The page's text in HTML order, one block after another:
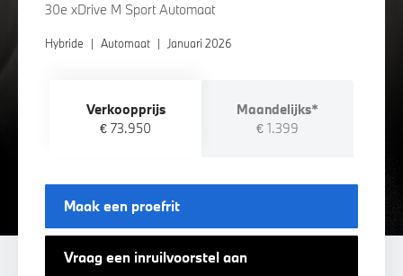
30e xDrive M Sport Automaat
Hybride | Automaat | Januari 2026
Verkoopprijs
€ 73.950
Maandelijks*
€ 1.399
Maak een proefrit
Vraag een inruilvoorstel aan